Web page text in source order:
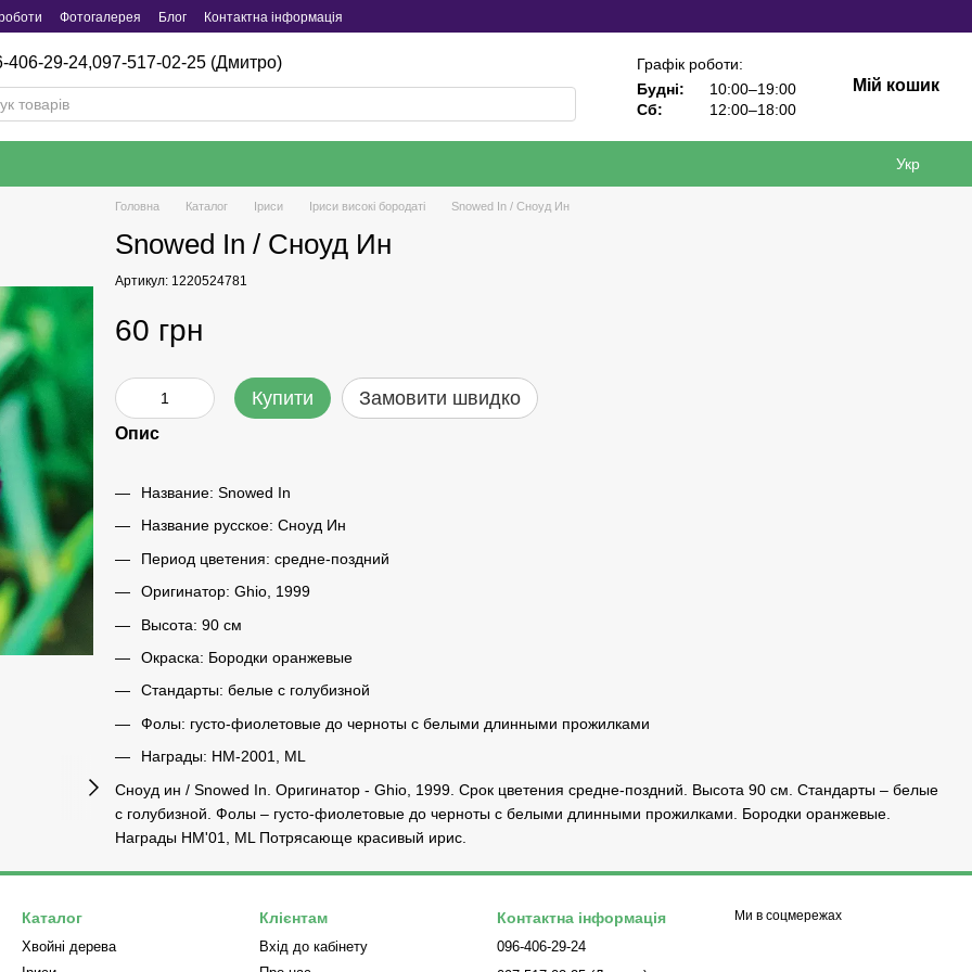
Фотогалерея Блог Контактна інформація
406-29-24,097-517-02-25 (Дмитро)
Графік роботи:
Будні:
10:00–19:00
Сб:
12:00–18:00
Мій кошик
Укр
Головна Каталог Iриси Іриси високі бородаті Snowed In / Сноуд Ин
Snowed In / Сноуд Ин
Артикул: 1220524781
60 грн
Купити Замовити швидко
Опис
Название: Snowed In
Название русское: Сноуд Ин
Период цветения: средне-поздний
Оригинатор: Ghio, 1999
Высота: 90 см
Окраска: Бородки оранжевые
Стандарты: белые с голубизной
Фолы: густо-фиолетовые до черноты с белыми длинными прожилками
Награды: HM-2001, ML
Сноуд ин / Snowed In. Оригинатор - Ghio, 1999. Срок цветения средне-поздний. Высота 90 см. Стандарты – белые
с голубизной. Фолы – густо-фиолетовые до черноты с белыми длинными прожилками. Бородки оранжевые.
Награды HM'01, ML Потрясающе красивый ирис.
Каталог
Хвойні дерева
Клієнтам
Вхід до кабінету
Контактна інформація
096-406-29-24
Ми в соцмережах